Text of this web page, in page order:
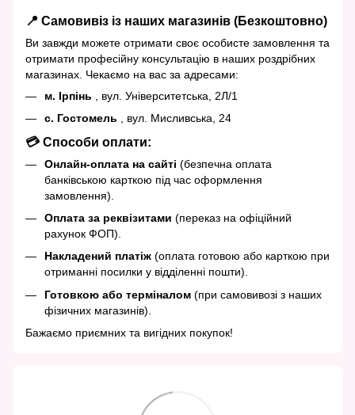
📍 Самовивіз із наших магазинів (Безкоштовно)
Ви завжди можете отримати своє особисте замовлення та
отримати професійну консультацію в наших роздрібних
магазинах. Чекаємо на вас за адресами:
м. Ірпінь , вул. Університетська, 2Л/1
с. Гостомель , вул. Мисливська, 24
💳 Способи оплати:
Онлайн-оплата на сайті (безпечна оплата
банківською карткою під час оформлення
замовлення).
Оплата за реквізитами (переказ на офіційний
рахунок ФОП).
Накладений платіж (оплата готовою або карткою при
отриманні посилки у відділенні пошти).
Готовкою або терміналом (при самовивозі з наших
фізичних магазинів).
Бажаємо приємних та вигідних покупок!